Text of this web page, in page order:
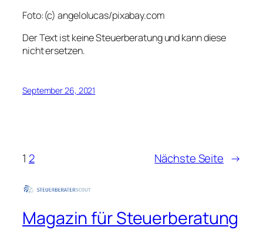
Foto:(c) angelolucas/pixabay.com
Der Text ist keine Steuerberatung und kann diese
nicht ersetzen.
September 26, 2021
1 2 Nächste Seite →
Magazin für Steuerberatung